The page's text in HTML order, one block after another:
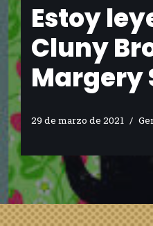
Estoy
Cluny
Margery
29 de marzo de 2021